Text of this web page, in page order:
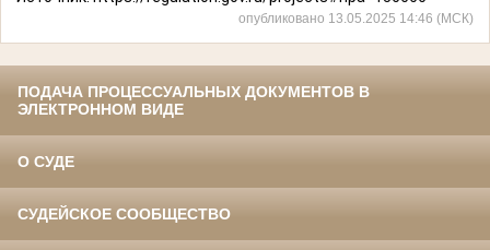
опубликовано 13.05.2025 14:46 (МСК)
ПОДАЧА ПРОЦЕССУАЛЬНЫХ ДОКУМЕНТОВ В
ЭЛЕКТРОННОМ ВИДЕ
О СУДЕ
СУДЕЙСКОЕ СООБЩЕСТВО